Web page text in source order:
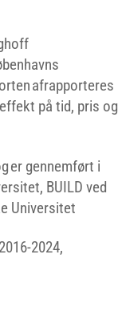
afrapporteres
på tid, pris og
er gennemført i
BUILD ved
Universitet
2024,